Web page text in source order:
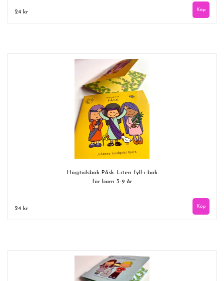
24 kr
Högtidsbok Påsk. Liten fyll-i-bok
för barn 3-9 år
24 kr